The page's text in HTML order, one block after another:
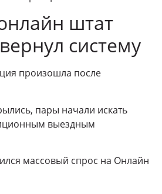
штат
систему
произошла после
пары начали искать
выездным
массовый спрос на Онлайн